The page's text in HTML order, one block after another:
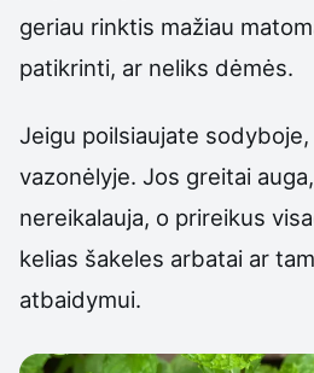
geriau rinktis mažiau
patikrinti, ar neliks dėmės.
Jeigu poilsiaujate
vazonėlyje. Jos greitai
nereikalauja, o prireikus
kelias šakeles arbatai ar
atbaidymui.